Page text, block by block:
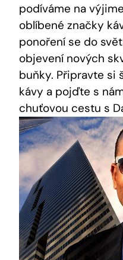
podíváme na
oblíbené značky
ponoření se do
objevení nových
buňky. Připravte si
kávy a pojďte s
chuťovou cestu s